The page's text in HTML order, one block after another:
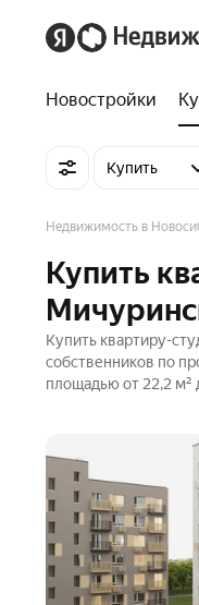
Новостройки
Купить
Недвижимость в
Купить
Купить квартиру-
собственников по
площадью от 22,2 м²